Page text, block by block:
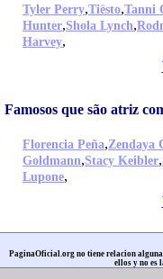
Tyler Perry,Tiësto,Tanni
Hunter,Shola Lynch,
Harvey,
Famosos que são atriz
Florencia Peña,Zendaya
Goldmann,Stacy Keibler,
Lupone,
PaginaOficial.org no tiene relacion alguna
ellos y no es